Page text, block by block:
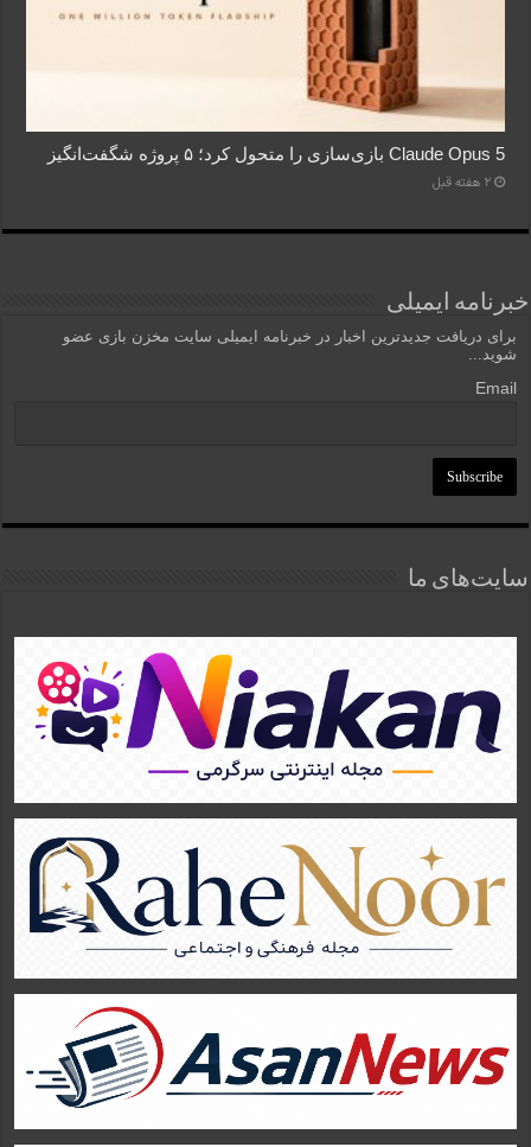
Claude Opus 5 بازی‌سازی را متحول کرد؛ ۵ پروژه شگفت‌انگیز
2 هفته قبل
خبرنامه ایمیلی
برای دریافت جدیدترین اخبار در خبرنامه ایمیلی سایت مخزن بازی عضو
شوید...
Email
سایت‌های ما